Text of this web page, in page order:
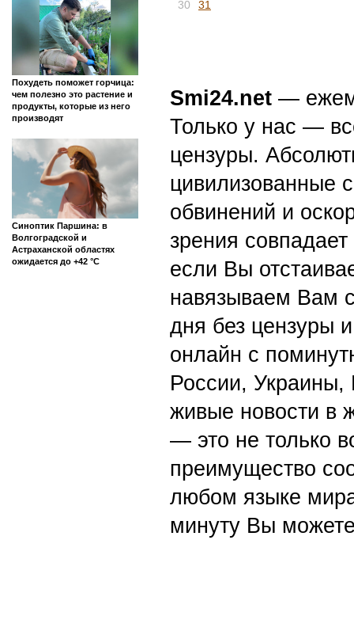
Похудеть поможет горчица:
чем полезно это растение и
продукты, которые из него
производят
Синоптик Паршина: в
Волгоградской и
Астраханской областях
ожидается до +42 °C
30
31
Smi24.net —
Только у нас —
цензуры.
цивилизованные
обвинений и
зрения
если Вы
навязываем Вам
дня без цензуры
онлайн с
России,
живые новости в
— это не только
преимущество
любом языке
минуту Вы